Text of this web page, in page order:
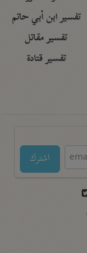
تفسير ابن أبي حاتم
تفسير مقاتل
تفسير قتادة
اشترك